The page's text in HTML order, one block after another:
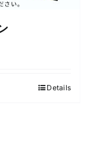
Details